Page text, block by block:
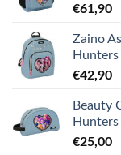
€61,90
Zaino
Hunters
€42,90
Beauty
Hunters
€25,00